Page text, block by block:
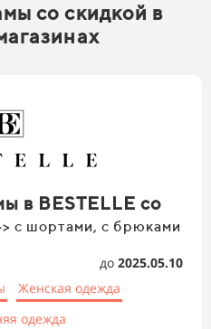
со скидкой в
в BESTELLE со
с шортами, с брюками
до 2025.05.10
Женская одежда
одежда